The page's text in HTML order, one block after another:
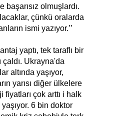
başarısız olmuşlardı.
çünkü oralarda
ismi yazıyor.’’
yaptı, tek taraflı bir
çaldı. Ukrayna'da
altında yaşıyor,
yarısı diğer ülkelere
fiyatları çok arttı i halk
6 bin doktor